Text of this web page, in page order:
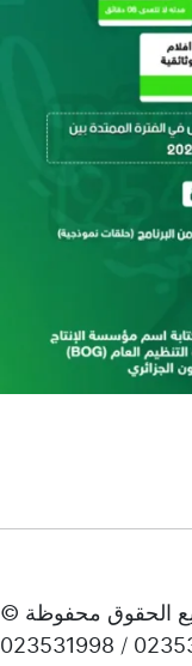
© حقوق النشر 2025، جميع الحقوق محفوظة ENTV |